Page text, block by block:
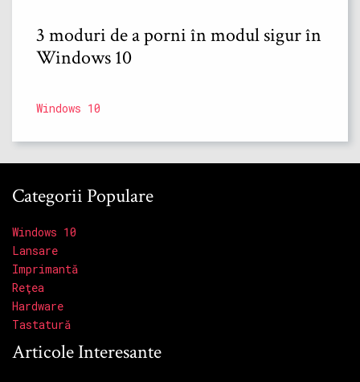
3 moduri de a porni în modul sigur în
Windows 10
Windows 10
Categorii Populare
Windows 10
Lansare
Imprimantă
Reţea
Hardware
Tastatură
Articole Interesante